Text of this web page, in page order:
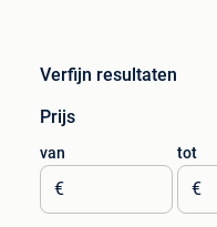
Verfijn resultaten
Prijs
van
€
tot
€